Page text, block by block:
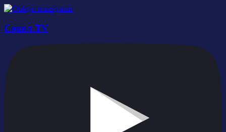
Сокол TV